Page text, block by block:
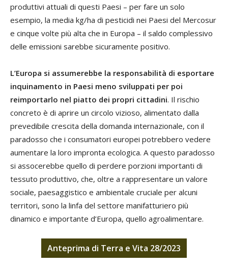
produttivi attuali di questi Paesi – per fare un solo
esempio, la media kg/ha di pesticidi nei Paesi del Mercosur
e cinque volte più alta che in Europa – il saldo complessivo
delle emissioni sarebbe sicuramente positivo.
L’Europa si assumerebbe la responsabilità di esportare
inquinamento in Paesi meno sviluppati per poi
reimportarlo nel piatto dei propri cittadini. Il rischio
concreto è di aprire un circolo vizioso, alimentato dalla
prevedibile crescita della domanda internazionale, con il
paradosso che i consumatori europei potrebbero vedere
aumentare la loro impronta ecologica. A questo paradosso
si assocerebbe quello di perdere porzioni importanti di
tessuto produttivo, che, oltre a rappresentare un valore
sociale, paesaggistico e ambientale cruciale per alcuni
territori, sono la linfa del settore manifatturiero più
dinamico e importante d’Europa, quello agroalimentare.
Anteprima di Terra e Vita 28/2023